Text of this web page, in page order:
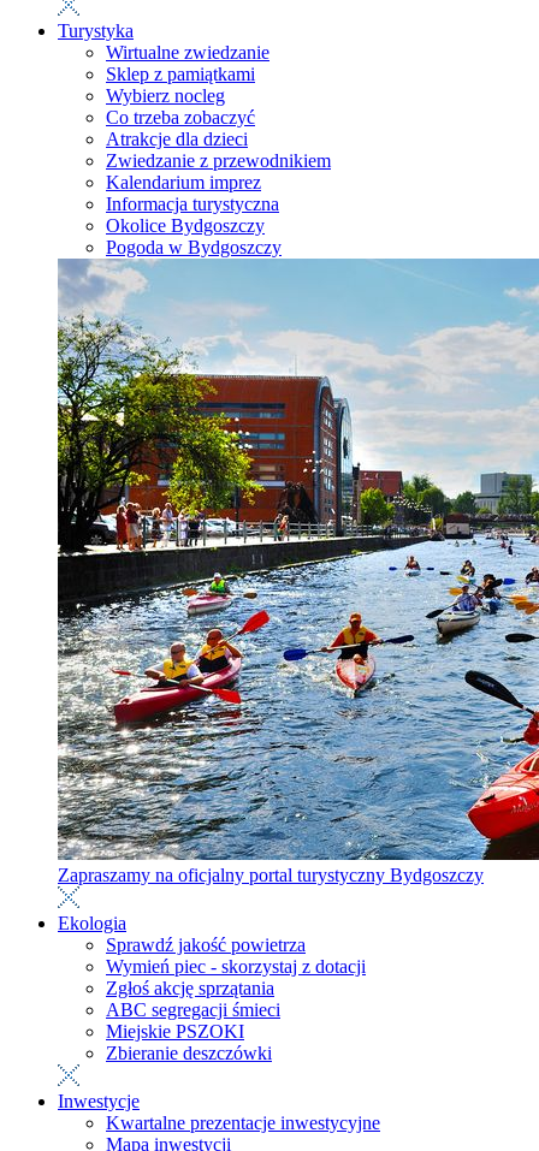
Turystyka
Wirtualne zwiedzanie
Sklep z pamiątkami
Wybierz nocleg
Co trzeba zobaczyć
Atrakcje dla dzieci
Zwiedzanie z przewodnikiem
Kalendarium imprez
Informacja turystyczna
Okolice Bydgoszczy
Pogoda w Bydgoszczy
Zapraszamy na oficjalny portal turystyczny Bydgoszczy
Ekologia
Sprawdź jakość powietrza
Wymień piec - skorzystaj z dotacji
Zgłoś akcję sprzątania
ABC segregacji śmieci
Miejskie PSZOKI
Zbieranie deszczówki
Inwestycje
Kwartalne prezentacje inwestycyjne
Mapa inwestycji